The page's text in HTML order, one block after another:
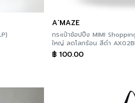
A`MAZE
กระเป๋าช้อปปิ้ง MIMI
ใหญ่ ลดโลกร้อน สีดำ
฿ 100.00